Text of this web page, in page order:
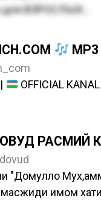
для ВЗРОСЛЫХ
УЗБ.
мурожат
OFFICIAL
Saytimiz Bilan
bilan alishmaymiz
РАСМИЙ
"Домулло
имом